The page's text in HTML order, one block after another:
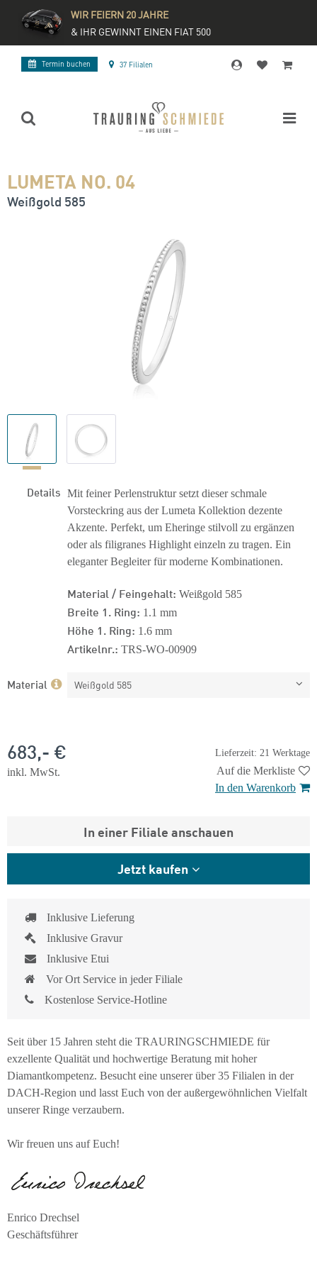
WIR FEIERN 20 JAHRE
& IHR GEWINNT EINEN FIAT 500
Termin buchen 37 Filialen
LUMETA NO. 04
Weißgold 585
Details Mit feiner Perlenstruktur setzt dieser schmale
Vorsteckring aus der Lumeta Kollektion dezente
Akzente. Perfekt, um Eheringe stilvoll zu ergänzen
oder als filigranes Highlight einzeln zu tragen. Ein
eleganter Begleiter für moderne Kombinationen.
Material / Feingehalt: Weißgold 585
Breite 1. Ring: 1.1 mm
Höhe 1. Ring: 1.6 mm
Artikelnr.: TRS-WO-00909
Material Weißgold 585
Lieferzeit: 21 Werktage
683,- €
inkl. MwSt.
Auf die Merkliste
In den Warenkorb
In einer Filiale anschauen
Jetzt kaufen
Inklusive Lieferung
Inklusive Gravur
Inklusive Etui
Vor Ort Service in jeder Filiale
Kostenlose Service-Hotline
Seit über 15 Jahren steht die TRAURINGSCHMIEDE für
exzellente Qualität und hochwertige Beratung mit hoher
Diamantkompetenz. Besucht eine unserer über 35 Filialen in der
DACH-Region und lasst Euch von der außergewöhnlichen Vielfalt
unserer Ringe verzaubern.
Wir freuen uns auf Euch!
Enrico Drechsel
Geschäftsführer